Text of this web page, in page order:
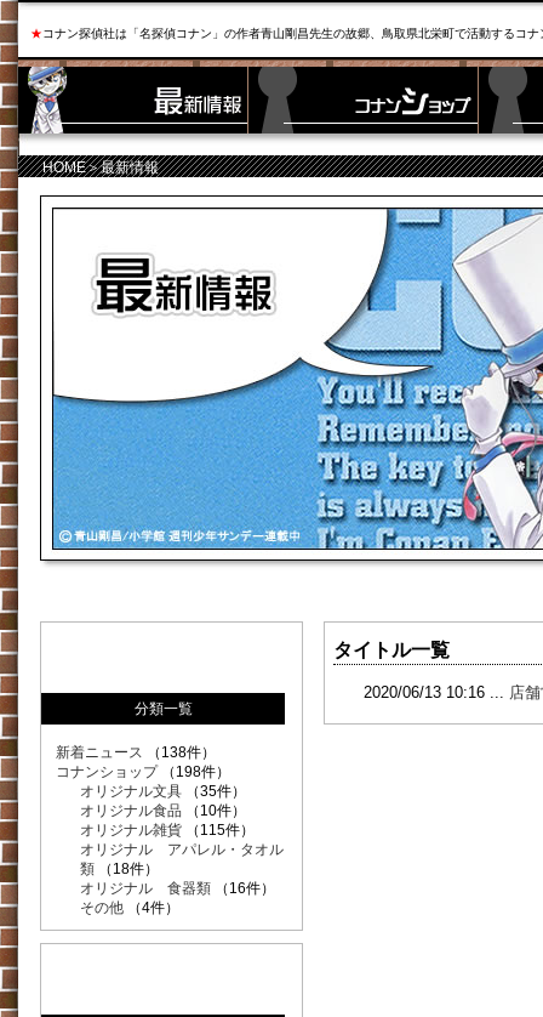
★コナン探偵社は「名探偵コナン」の作者青山剛昌先生の故郷、鳥取県北栄町で活動するコ
HOME＞最新情報
タイトル一覧
2020/06/13 10:16 ... 店
分類一覧
新着ニュース （138件）
コナンショップ（198件）
オリジナル文具 （35件）
オリジナル食品 （10件）
オリジナル雑貨 （115件）
オリジナル アパレル・タオル
類 （18件）
オリジナル 食器類 （16件）
その他 （4件）